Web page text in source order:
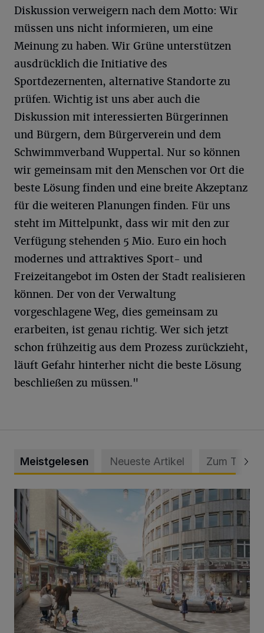
Diskussion verweigern nach dem Motto: Wir
müssen uns nicht informieren, um eine
Meinung zu haben. Wir Grüne unterstützen
ausdrücklich die Initiative des
Sportdezernenten, alternative Standorte zu
prüfen. Wichtig ist uns aber auch die
Diskussion mit interessierten Bürgerinnen
und Bürgern, dem Bürgerverein und dem
Schwimmverband Wuppertal. Nur so können
wir gemeinsam mit den Menschen vor Ort die
beste Lösung finden und eine breite Akzeptanz
für die weiteren Planungen finden. Für uns
steht im Mittelpunkt, dass wir mit den zur
Verfügung stehenden 5 Mio. Euro ein hoch
modernes und attraktives Sport- und
Freizeitangebot im Osten der Stadt realisieren
können. Der von der Verwaltung
vorgeschlagene Weg, dies gemeinsam zu
erarbeiten, ist genau richtig. Wer sich jetzt
schon frühzeitig aus dem Prozess zurückzieht,
läuft Gefahr hinterher nicht die beste Lösung
beschließen zu müssen."
Meistgelesen Neueste Artikel Zum Thema
Ein neuer Brunnen für die Alte Freiheit